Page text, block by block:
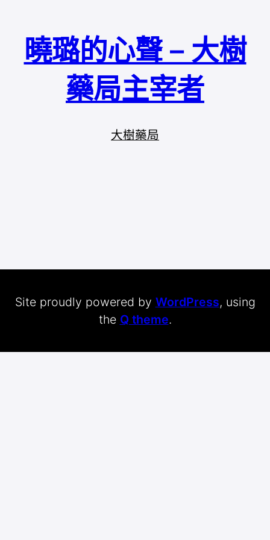
曉璐的心聲 – 大樹
藥局主宰者
大樹藥局
Site proudly powered by WordPress, using
the Q theme.